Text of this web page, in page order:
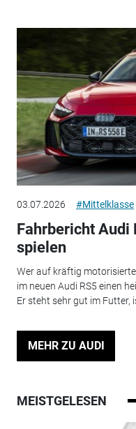
03.07.2026 #Mittelklasse
Fahrbericht Audi
spielen
Wer auf kräftig
im neuen Audi RS5 einen
Er steht sehr gut im Futter,
MEHR ZU AUDI
MEISTGELESEN